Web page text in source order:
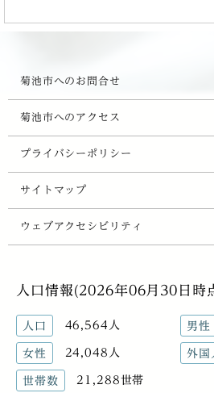
菊池市へのお問合せ
菊池市へのアクセス
プライバシーポリシー
サイトマップ
ウェブアクセシビリティ
人口情報(2026年06月30日時
人口 46,564人 男性
女性 24,048人 外国
世帯数 21,288世帯